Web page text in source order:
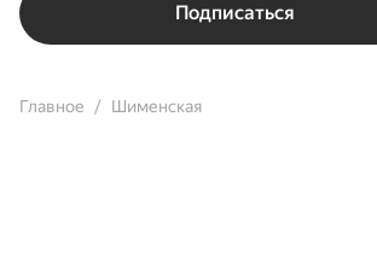
Подписаться
Главное Шименская